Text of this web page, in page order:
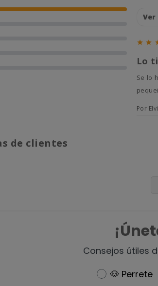
100% (1)
 
Lo
Se lo he comprado a mi perrito Evo junto a la correa del coche y el collar. Es un básico en color negro, pero tiene un
Por
de clientes
Consejos útiles
Newsletter
🐶 Perrete